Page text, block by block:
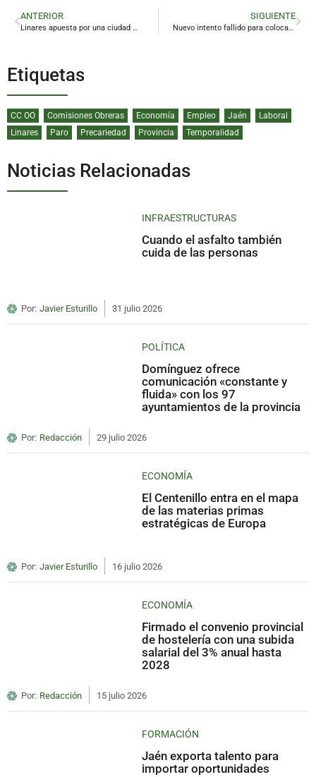
ANTERIOR
Linares apuesta por una ciudad más inclusiva con tecnología auditiva
SIGUIENTE
Nuevo intento fallido para colocar la antigua casa cuartel de la Guardia Civil de Linares
Etiquetas
CC OO Comisiones Obreras Economía Empleo Jaén
Laboral
Linares
Paro Precariedad Provincia Temporalidad
Noticias Relacionadas
INFRAESTRUCTURAS
Cuando el asfalto también
cuida de las personas
Por: Javier Esturillo 31 julio 2026
POLÍTICA
Domínguez ofrece
comunicación «constante y
fluida» con los 97
ayuntamientos de la provincia
Por: Redacción 29 julio 2026
ECONOMÍA
El Centenillo entra en el mapa
de las materias primas
estratégicas de Europa
Por: Javier Esturillo 16 julio 2026
ECONOMÍA
Firmado el convenio provincial
de hostelería con una subida
salarial del 3% anual hasta
2028
Por: Redacción 15 julio 2026
FORMACIÓN
Jaén exporta talento para
importar oportunidades